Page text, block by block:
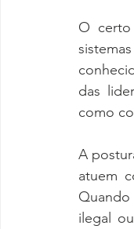
O
das
como
A
atuem
ilegal